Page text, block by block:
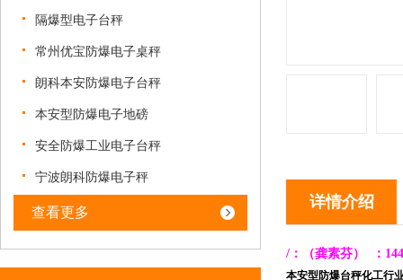
隔爆型电子台秤
常州优宝防爆电子桌秤
朗科本安防爆电子台秤
本安型防爆电子地磅
安全防爆工业电子台秤
宁波朗科防爆电子秤
查看更多
详情介绍
/ ： （龚素芬） ：1
本安型防爆台秤化工行